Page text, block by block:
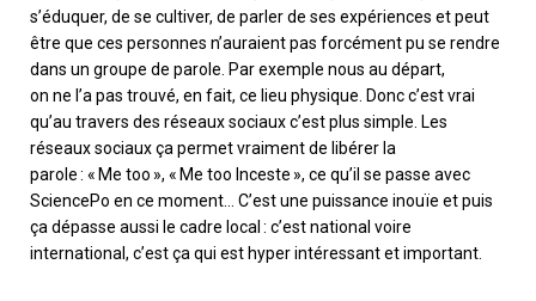
s’éduquer, de se cultiver, de parler de ses expériences et peut
être que ces personnes n’auraient pas forcément pu se rendre
dans un groupe de parole. Par exemple nous au départ,
on ne l’a pas trouvé, en fait, ce lieu physique. Donc c’est vrai
qu’au travers des réseaux sociaux c’est plus simple. Les
réseaux sociaux ça permet vraiment de libérer la
parole : « Me too », « Me too Inceste », ce qu’il se passe avec
SciencePo en ce moment … C’est une puissance inouïe et puis
ça dépasse aussi le cadre local : c’est national voire
international, c’est ça qui est hyper intéressant et important.